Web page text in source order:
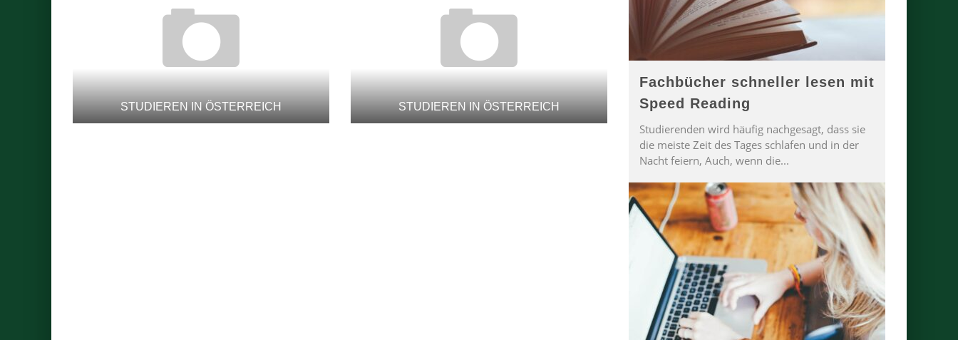
STUDIEREN IN ÖSTERREICH STUDIEREN IN ÖSTERREICH
Fachbücher schneller lesen mit
Speed Reading
Studierenden wird häufig nachgesagt, dass sie
die meiste Zeit des Tages schlafen und in der
Nacht feiern, Auch, wenn die...